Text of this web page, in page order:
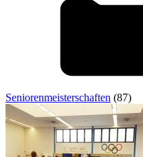
Seniorenmeisterschaften (87)